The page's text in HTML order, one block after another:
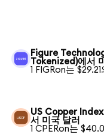
Figure
Tokenized)에서
1 FIGRon는
US Copper
서 미국 달러
1 CPERon는